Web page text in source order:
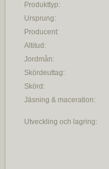
Produkttyp:
Ursprung:
Producent:
Altitud:
Jordmån:
Skördeuttag:
Skörd:
Jäsning & maceration:
Utveckling och lagring: